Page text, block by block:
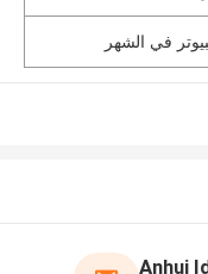
Anhui